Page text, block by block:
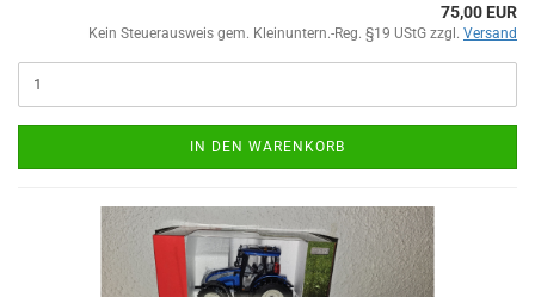
75,00 EUR
Kein Steuerausweis gem. Kleinuntern.-Reg. §19 UStG zzgl. Versand
IN DEN WARENKORB